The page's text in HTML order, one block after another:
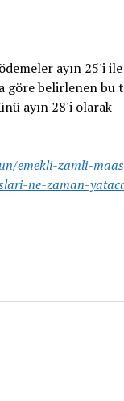
ayın 25'i
göre belirlenen bu
ayın 28'i olarak
emekli-zamli-
ne-zaman-